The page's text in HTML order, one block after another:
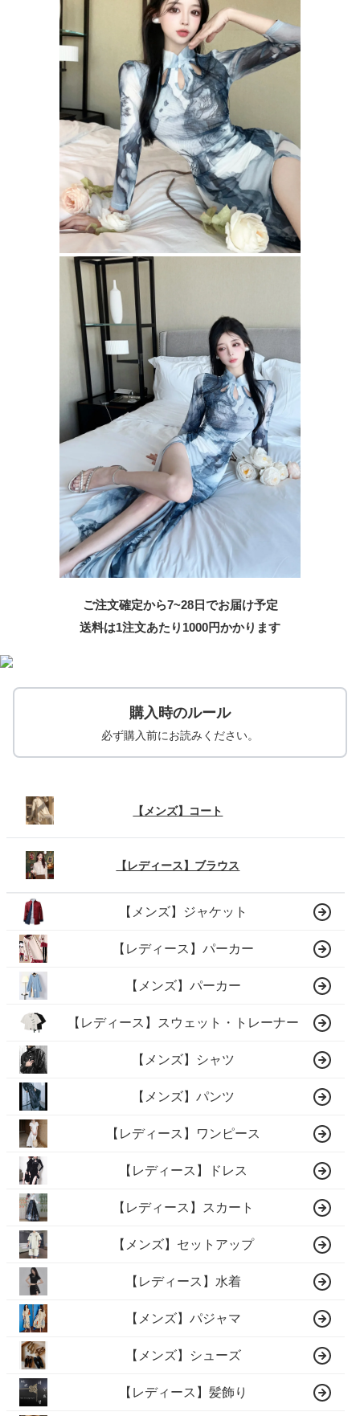
ご注文確定から7~28日でお届け予定
送料は1注文あたり 1000円かかります
購入時のルール
必ず購入前にお読みください。
【メンズ】コート
【レディース】ブラウス
【メンズ】ジャケット
【レディース】パーカー
【メンズ】パーカー
【レディース】スウェット・トレーナー
【メンズ】シャツ
【メンズ】パンツ
【レディース】ワンピース
【レディース】ドレス
【レディース】スカート
【メンズ】セットアップ
【レディース】水着
【メンズ】パジャマ
【メンズ】シューズ
【レディース】髪飾り